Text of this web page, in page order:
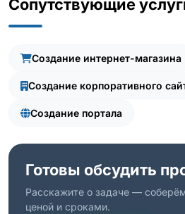
Сопутствующие
Создание интернет-магазина
Создание корпоративного
Создание портала
Готовы обсудить
Расскажите о задаче —
ценой и сроками.